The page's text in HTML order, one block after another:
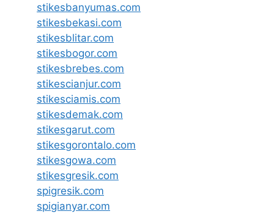
stikesbanyumas.com
stikesbekasi.com
stikesblitar.com
stikesbogor.com
stikesbrebes.com
stikescianjur.com
stikesciamis.com
stikesdemak.com
stikesgarut.com
stikesgorontalo.com
stikesgowa.com
stikesgresik.com
spigresik.com
spigianyar.com